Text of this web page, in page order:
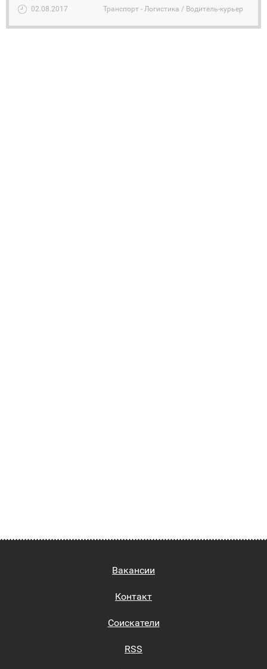
02.08.2017 Транспорт - Логистика / Водитель-курьер
Вакансии
Контакт
Соискатели
RSS